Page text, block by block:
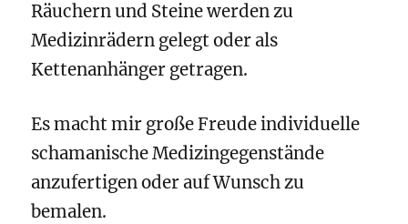
Räuchern und Steine werden zu
Medizinrädern gelegt oder als
Kettenanhänger getragen.
Es macht mir große Freude individuelle
schamanische Medizingegenstände
anzufertigen oder auf Wunsch zu
bemalen.